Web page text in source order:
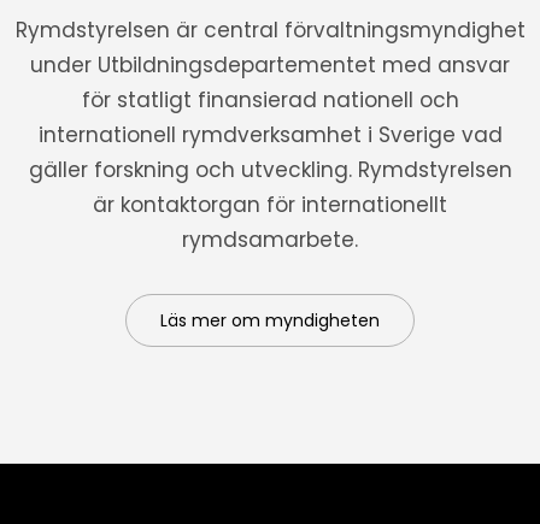
Rymdstyrelsen är central förvaltningsmyndighet
under Utbildningsdepartementet med ansvar
för statligt finansierad nationell och
internationell rymdverksamhet i Sverige vad
gäller forskning och utveckling. Rymdstyrelsen
är kontaktorgan för internationellt
rymdsamarbete.
Läs mer om myndigheten